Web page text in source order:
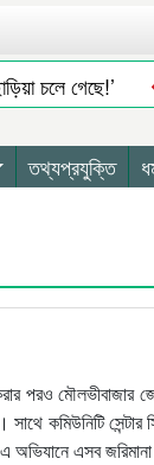
চলে গেছে!’
স্থানীয়
তথ্যপ্রযুক্তি
পরও মৌলভীবাজার
কমিউনিটি
এ অভিযানে এসব